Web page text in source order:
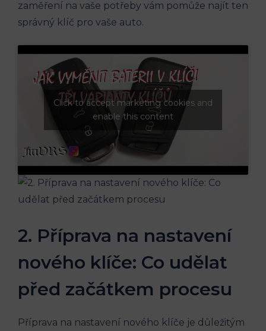
zaměření na vaše potřeby vám pomůže najít ten
správný klíč pro vaše auto.
Click to accept marketing cookies and
enable this content
2. Příprava​ na nastavení‌
nového klíče: ⁤Co​ udělat
před ⁣začátkem procesu
Příprava na​ nastavení nového klíče‍ je důležitým